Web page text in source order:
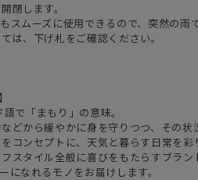
閉します。
スムーズに使用できるので、突然の雨
は、下げ札をご確認ください。
で「まもり」の意味。
どから緩やかに身を守りつつ、その状
コンセプトに、天気と暮らす日常を彩
スタイル全般に喜びをもたらすブラン
になれるモノをお届けします。